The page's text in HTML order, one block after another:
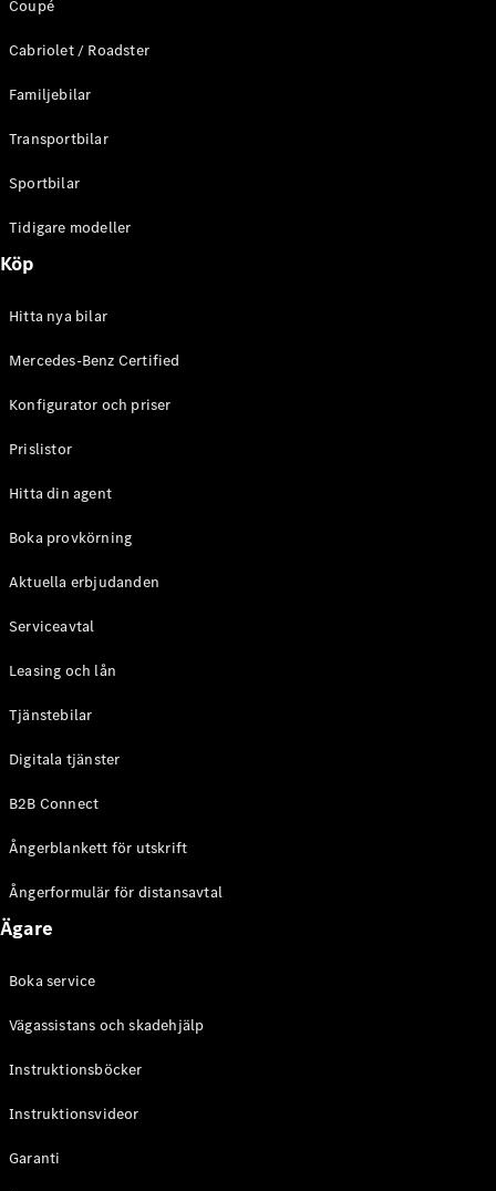
Terrain
E-Klass
Kombi
E-Klass
Terrain
Konfigurator
Store
A-Klass
Konfigurator
Mercedes-
Benz Online
Coupé
CLE Coupé
AMG GT
Dörrars
Mercedes-
AMG GT
Coupé
Coupé
Cabriolet / Roadster
Familjebilar
Transportbilar
Sportbilar
Tidigare modeller
Köp
Hitta nya bilar
Mercedes-Benz Certified
Konfigurator och priser
Prislistor
Hitta din agent
Boka provkörning
Aktuella erbjudanden
Serviceavtal
Leasing och lån
Tjänstebilar
Digitala tjänster
B2B Connect
Ångerblankett för utskrift
Ångerformulär för distansavtal
Ägare
Boka service
Vägassistans och skadehjälp
Instruktionsböcker
Instruktionsvideor
Garanti